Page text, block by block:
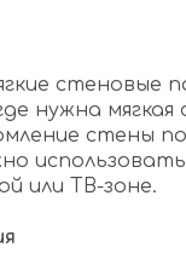
стеновые
нужна мягкая
стены
или ТВ-зоне.